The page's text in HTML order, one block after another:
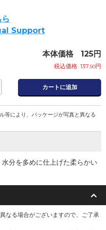
Support
本体価格 125円
税込価格 137.50円
カートに追加
等により、パッケージが写真と異なる
分を多めに仕上げた柔らかい
なる場合がございますので、ご了承